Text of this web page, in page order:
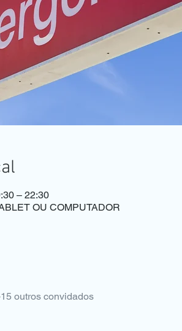
– 22:30
OU COMPUTADOR
outros convidados